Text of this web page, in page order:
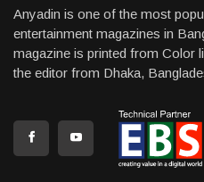
Anyadin is one of the most
entertainment magazines in
magazine is printed from Color
the editor from Dhaka,